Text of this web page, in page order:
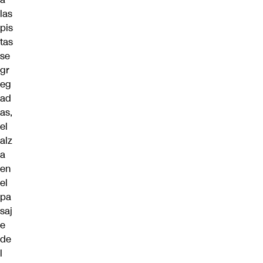
las
pis
tas
se
gr
eg
ad
as,
el
alz
a
en
el
pa
saj
e
de
l